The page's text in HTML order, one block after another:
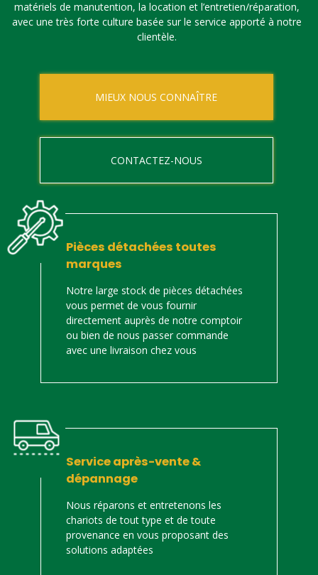
matériels de manutention, la location et l’entretien/réparation,
avec une très forte culture basée sur le service apporté à notre
clientèle.
MIEUX NOUS CONNAÎTRE
CONTACTEZ-NOUS
Pièces détachées toutes
marques
Notre large stock de pièces détachées
vous permet de vous fournir
directement auprès de notre comptoir
ou bien de nous passer commande
avec une livraison chez vous
Service après-vente &
dépannage
Nous réparons et entretenons les
chariots de tout type et de toute
provenance en vous proposant des
solutions adaptées